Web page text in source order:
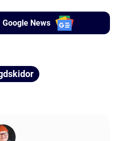
News